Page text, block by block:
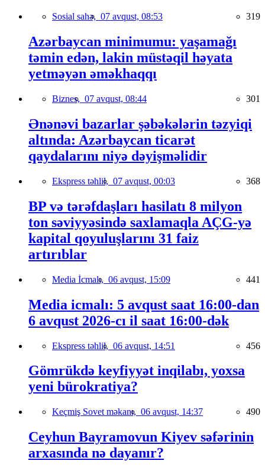
Sosial sahə, 07 avqust, 08:53 319
Azərbaycan minimumu: yaşamağı
təmin edən, lakin müstəqil həyata
yetməyən əməkhaqqı
Biznes, 07 avqust, 08:44 301
Ənənəvi bazarlar şəbəkələrin təzyiqi
altında: Azərbaycan ticarət
qaydalarını niyə dəyişməlidir
Ekspress təhlil, 07 avqust, 00:03 368
BP və tərəfdaşları hasilatı 8 milyon
ton səviyyəsində saxlamaqla AÇG-yə
kapital qoyuluşlarını 31 faiz
artırıblar
Media İcmalı, 06 avqust, 15:09 441
Media icmalı: 5 avqust saat 16:00-dan
6 avqust 2026-cı il saat 16:00-dək
Ekspress təhlil, 06 avqust, 14:51 456
Gömrükdə keyfiyyət inqilabı, yoxsa
yeni bürokratiya?
Keçmiş Sovet məkanı, 06 avqust, 14:37 490
Ceyhun Bayramovun Kiyev səfərinin
arxasında nə dayanır?